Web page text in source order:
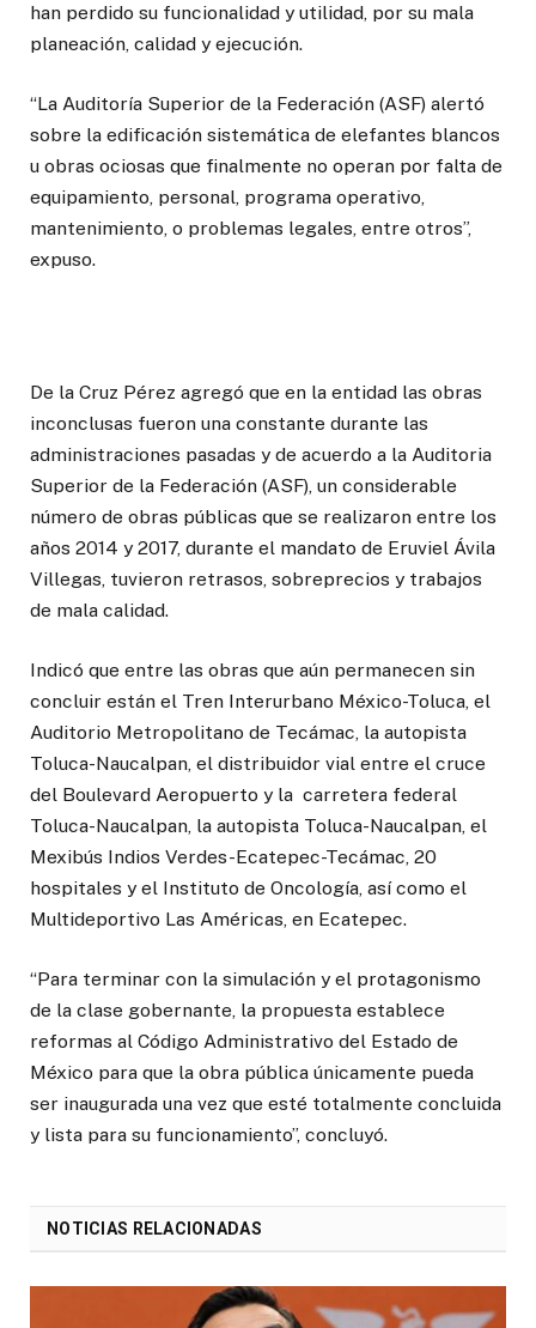
han perdido su funcionalidad y utilidad, por su mala
planeación, calidad y ejecución.
“La Auditoría Superior de la Federación (ASF) alertó
sobre la edificación sistemática de elefantes blancos
u obras ociosas que finalmente no operan por falta de
equipamiento, personal, programa operativo,
mantenimiento, o problemas legales, entre otros”,
expuso.
De la Cruz Pérez agregó que en la entidad las obras
inconclusas fueron una constante durante las
administraciones pasadas y de acuerdo a la Auditoria
Superior de la Federación (ASF), un considerable
número de obras públicas que se realizaron entre los
años 2014 y 2017, durante el mandato de Eruviel Ávila
Villegas, tuvieron retrasos, sobreprecios y trabajos
de mala calidad.
Indicó que entre las obras que aún permanecen sin
concluir están el Tren Interurbano México-Toluca, el
Auditorio Metropolitano de Tecámac, la autopista
Toluca-Naucalpan, el distribuidor vial entre el cruce
del Boulevard Aeropuerto y la carretera federal
Toluca-Naucalpan, la autopista Toluca-Naucalpan, el
Mexibús Indios Verdes-Ecatepec-Tecámac, 20
hospitales y el Instituto de Oncología, así como el
Multideportivo Las Américas, en Ecatepec.
“Para terminar con la simulación y el protagonismo
de la clase gobernante, la propuesta establece
reformas al Código Administrativo del Estado de
México para que la obra pública únicamente pueda
ser inaugurada una vez que esté totalmente concluida
y lista para su funcionamiento”, concluyó.
NOTICIAS RELACIONADAS